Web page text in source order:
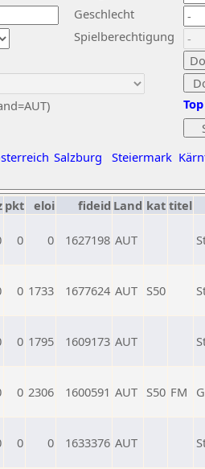
Geschlecht
Spielberechtigung
Salzburg Steiermark
pkt eloi fideid Land kat titel
0 0 1627198 AUT
0 1733 1677624 AUT S50
0 1795 1609173 AUT
0 2306 1600591 AUT S50 FM
0 0 1633376 AUT